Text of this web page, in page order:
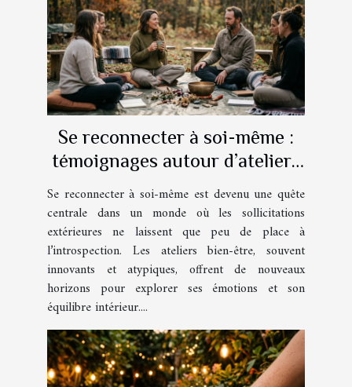
Se reconnecter à soi-même :
témoignages autour d’ateliers
bien-être atypiques
Se reconnecter à soi-même est devenu une quête
centrale dans un monde où les sollicitations
extérieures ne laissent que peu de place à
l’introspection. Les ateliers bien-être, souvent
innovants et atypiques, offrent de nouveaux
horizons pour explorer ses émotions et son
équilibre intérieur....